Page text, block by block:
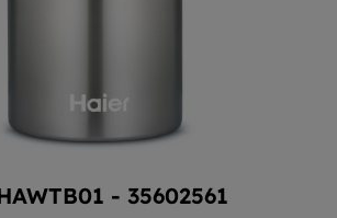
- 35602561